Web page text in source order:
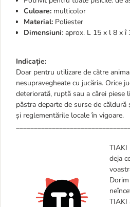
Culoare: multicolor
Material: Poliester
Dimensiuni: aprox. L 15 x l 8 x î
Indicație:
Doar pentru utilizare de către
nesupravegheate cu jucăria. Orice
deteriorată, ruptă sau a cărei piese
păstra departe de surse de
și reglementările locale în vigoare.
TIAKI
deja
TIAKI